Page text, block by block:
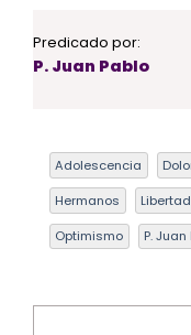
Predicado por:
P. Juan Pablo
Adolescencia
Hermanos Libertad
Optimismo P.